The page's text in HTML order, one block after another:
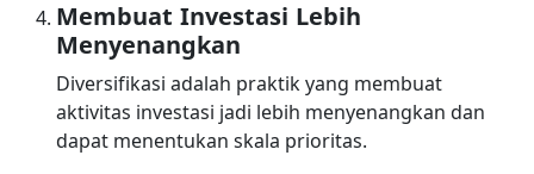
Membuat Investasi Lebih
Menyenangkan
Diversifikasi adalah praktik yang membuat
aktivitas investasi jadi lebih menyenangkan dan
dapat menentukan skala prioritas.